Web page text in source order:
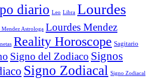
diario Leo Libra Lourdes
Mendez Astrologa Lourdes Mendez
Reality Horoscope Sagitario
Signo del Zodiaco Signos
Signo Zodiacal Signo Zodiacal